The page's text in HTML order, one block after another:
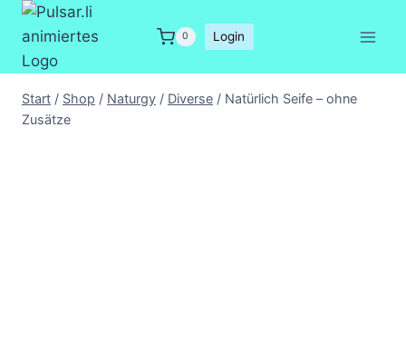
Zum
Inhalt
springen
0 Login
Start / Shop / Naturgy / Diverse / Natürlich Seife – ohne
Zusätze